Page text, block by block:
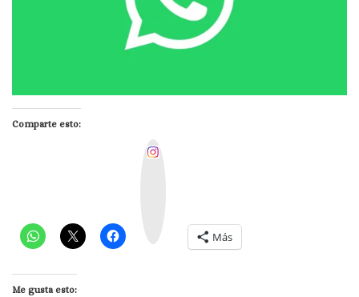
Comparte esto:
Más
Me gusta esto: